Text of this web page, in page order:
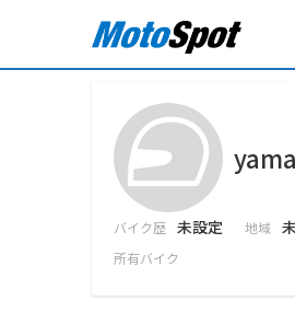
バイク歴 未設定 地域
所有バイク